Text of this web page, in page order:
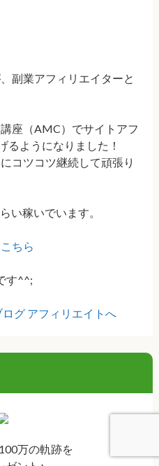
副業アフィリエイターと
座（AMC）でサイトアフ
るようになりました！
コツコツ継続して頑張り
い稼いでいます。
ちら
す^^;
万の軌跡を